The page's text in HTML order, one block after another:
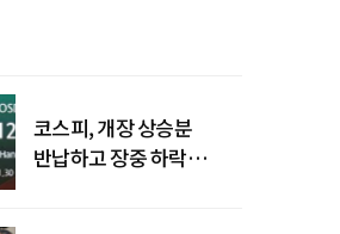
코스피, 개장 상승분
반납하고 장중 하락